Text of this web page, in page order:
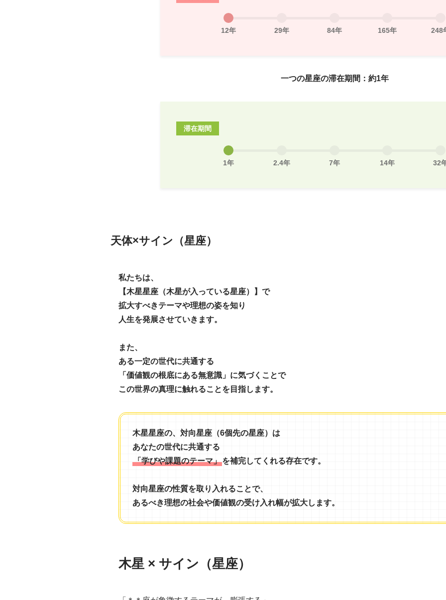
12年 29年 84年 165年 248
一つの星座の滞在期間：約1年
滞在期間
1年 2.4年 7年 14年 32
天体×サイン（星座）
私たちは、
【木星星座（木星が入っている星座）】で
拡大すべきテーマや理想の姿を知り
人生を発展させていきます。
また、
ある一定の世代に共通する
「価値観の根底にある無意識」に気づくことで
この世界の真理に触れることを目指します。
木星星座の、対向星座（6個先の星座）は
あなたの世代に共通する
「学びや課題のテーマ」を補完してくれる存在です。
対向星座の性質を取り入れることで、
あるべき理想の社会や価値観の受け入れ幅が拡大します。
木星 × サイン（星座）